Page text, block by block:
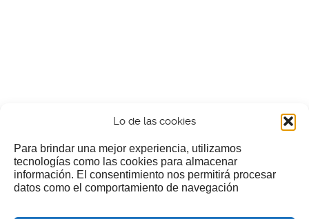
Lo de las cookies
Para brindar una mejor experiencia, utilizamos
tecnologías como las cookies para almacenar
información. El consentimiento nos permitirá procesar
datos como el comportamiento de navegación
¿Nos invitas a un cafecillo?